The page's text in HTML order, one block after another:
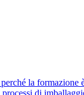
la formazione